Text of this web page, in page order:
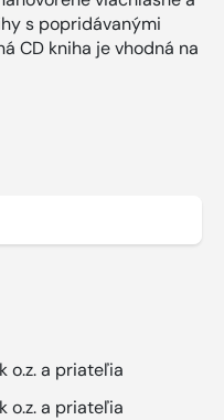
s popridávanými
CD kniha je vhodná na
o.z. a priateľia
o.z. a priateľia